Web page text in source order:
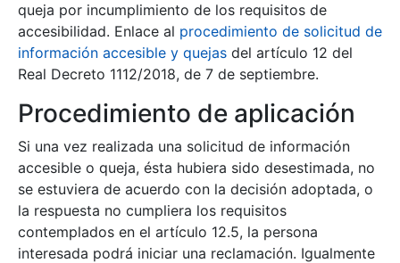
queja por incumplimiento de los requisitos de
accesibilidad. Enlace al procedimiento de solicitud de
información accesible y quejas del artículo 12 del
Real Decreto 1112/2018, de 7 de septiembre.
Procedimiento de aplicación
Si una vez realizada una solicitud de información
accesible o queja, ésta hubiera sido desestimada, no
se estuviera de acuerdo con la decisión adoptada, o
la respuesta no cumpliera los requisitos
contemplados en el artículo 12.5, la persona
interesada podrá iniciar una reclamación. Igualmente